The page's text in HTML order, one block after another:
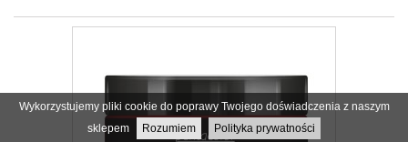
Wykorzystujemy pliki cookie do poprawy Twojego doświadczenia z naszym
sklepem
Rozumiem Polityka prywatności